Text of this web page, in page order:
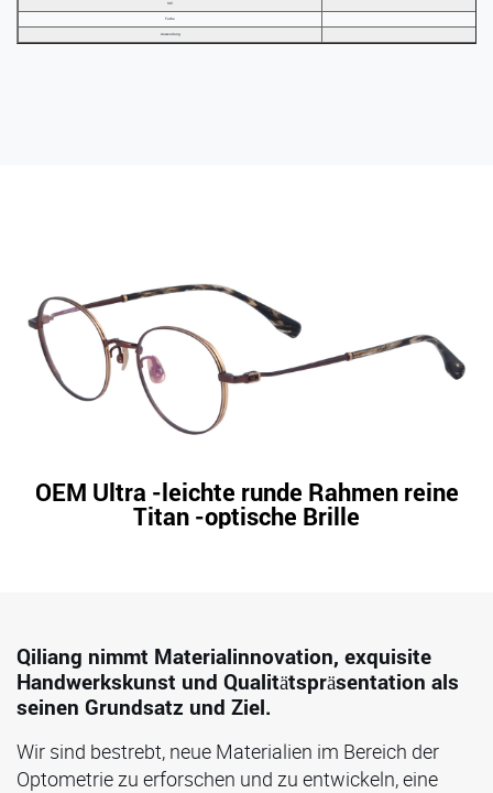
Stil
Farbe
Anwendung
OEM Ultra -leichte runde Rahmen reine
Titan -optische Brille
Qiliang nimmt Materialinnovation, exquisite
Handwerkskunst und Qualitätspräsentation als
seinen Grundsatz und Ziel.
Wir sind bestrebt, neue Materialien im Bereich der
Optometrie zu erforschen und zu entwickeln, eine